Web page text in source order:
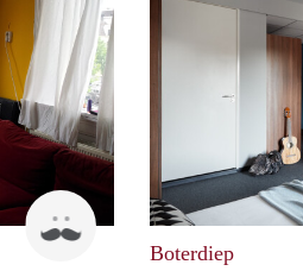
privacyverklaring van StudiosGroningen?
vragen
Boterdiep